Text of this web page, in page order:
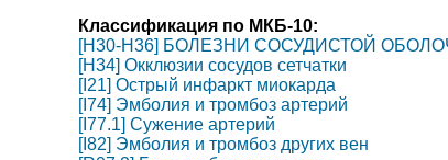
Классификация по МКБ-10:
[H30-H36] БОЛЕЗНИ СОСУДИСТОЙ
[H34] Окклюзии сосудов сетчатки
[I21] Острый инфаркт миокарда
[I74] Эмболия и тромбоз артерий
[I77.1] Сужение артерий
[I82] Эмболия и тромбоз других вен